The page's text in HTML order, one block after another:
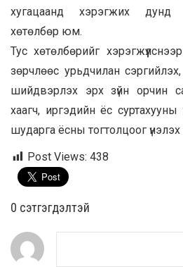
хугацаанд хэрэгжих дунд
хөтөлбөр юм.
Тус хөтөлбөрийг
зөрчлөөс урьдчилан
шийдвэрлэх эрх зүйн орчин
хаагч, иргэдийн ёс суртахууны
шударга ёсны тогтолцоог
Post Views: 438
0 cэтгэгдэлтэй